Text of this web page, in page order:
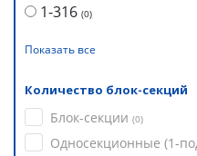
1-316 (0)
Показать все
Количество блок-секций
Блок-секции (0)
Односекционные (1-